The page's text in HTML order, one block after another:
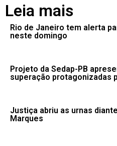
Leia mais
Rio de Janeiro tem alerta
neste domingo
Projeto da Sedap-PB
superação protagonizadas
Justiça abriu as urnas
Marques